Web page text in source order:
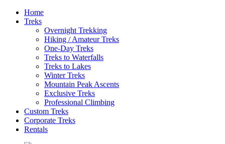
Home
Treks
Overnight Trekking
Hiking / Amateur Treks
One-Day Treks
Treks to Waterfalls
Treks to Lakes
Winter Treks
Mountain Peak Ascents
Exclusive Treks
Professional Climbing
Custom Treks
Corporate Treks
Rentals